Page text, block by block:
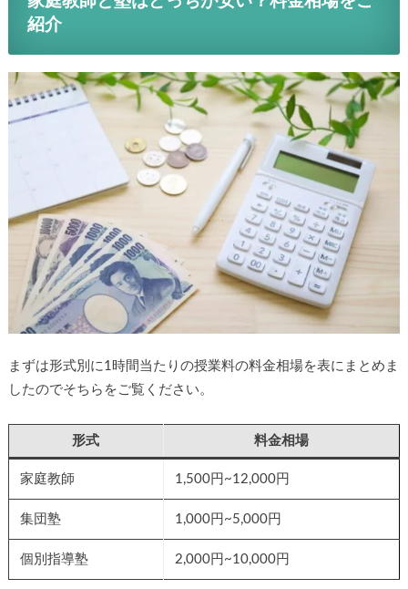
紹介
まずは形式別に1時間当たりの授業料の料金相場を表にまとめま
したのでそちらをご覧ください。
形式 料金相場
家庭教師 1,500円~12,000円
集団塾 1,000円~5,000円
個別指導塾 2,000円~10,000円